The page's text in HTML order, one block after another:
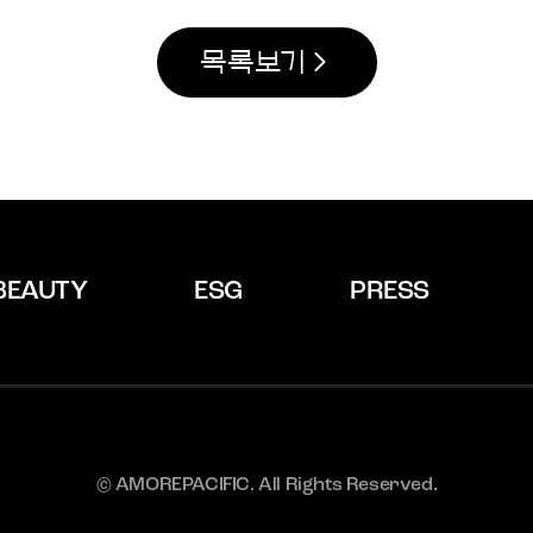
목록보기
ESG PRESS
© AMOREPACIFIC. All Rights Reserved.